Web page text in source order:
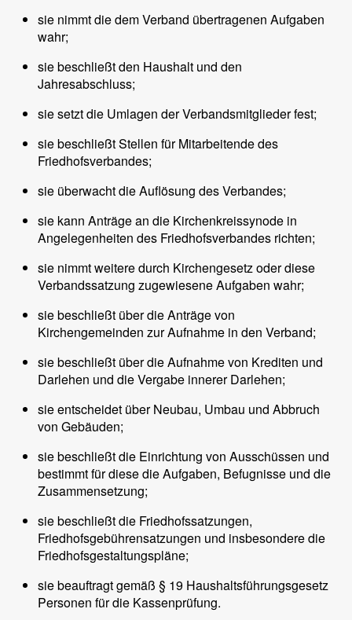
sie nimmt die dem Verband übertragenen Aufgaben
wahr;
sie beschließt den Haushalt und den
Jahresabschluss;
sie setzt die Umlagen der Verbandsmitglieder fest;
sie beschließt Stellen für Mitarbeitende des
Friedhofsverbandes;
sie überwacht die Auflösung des Verbandes;
sie kann Anträge an die Kirchenkreissynode in
Angelegenheiten des Friedhofsverbandes richten;
sie nimmt weitere durch Kirchengesetz oder diese
Verbandssatzung zugewiesene Aufgaben wahr;
sie beschließt über die Anträge von
Kirchengemeinden zur Aufnahme in den Verband;
sie beschließt über die Aufnahme von Krediten und
Darlehen und die Vergabe innerer Darlehen;
sie entscheidet über Neubau, Umbau und Abbruch
von Gebäuden;
sie beschließt die Einrichtung von Ausschüssen und
bestimmt für diese die Aufgaben, Befugnisse und die
Zusammensetzung;
sie beschließt die Friedhofssatzungen,
Friedhofsgebührensatzungen und insbesondere die
Friedhofsgestaltungspläne;
sie beauftragt gemäß § 19 Haushaltsführungsgesetz
Personen für die Kassenprüfung.